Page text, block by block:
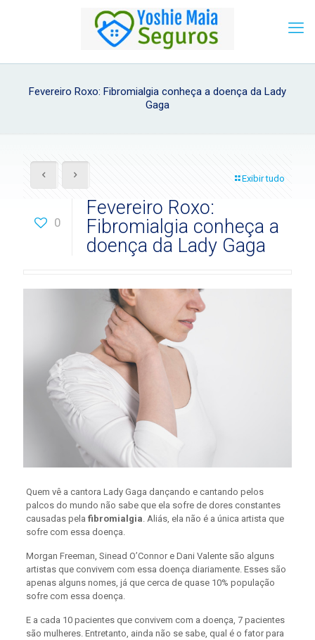
Fevereiro Roxo: Fibromialgia conheça a doença da Lady
Gaga
Exibir tudo
0
Fevereiro Roxo:
Fibromialgia conheça a
doença da Lady Gaga
Quem vê a cantora Lady Gaga dançando e cantando pelos
palcos do mundo não sabe que ela sofre de dores constantes
causadas pela fibromialgia. Aliás, ela não é a única artista que
sofre com essa doença.
Morgan Freeman, Sinead O’Connor e Dani Valente são alguns
artistas que convivem com essa doença diariamente. Esses são
apenas alguns nomes, já que cerca de quase 10% população
sofre com essa doença.
E a cada 10 pacientes que convivem com a doença, 7 pacientes
são mulheres. Entretanto, ainda não se sabe, qual é o fator para